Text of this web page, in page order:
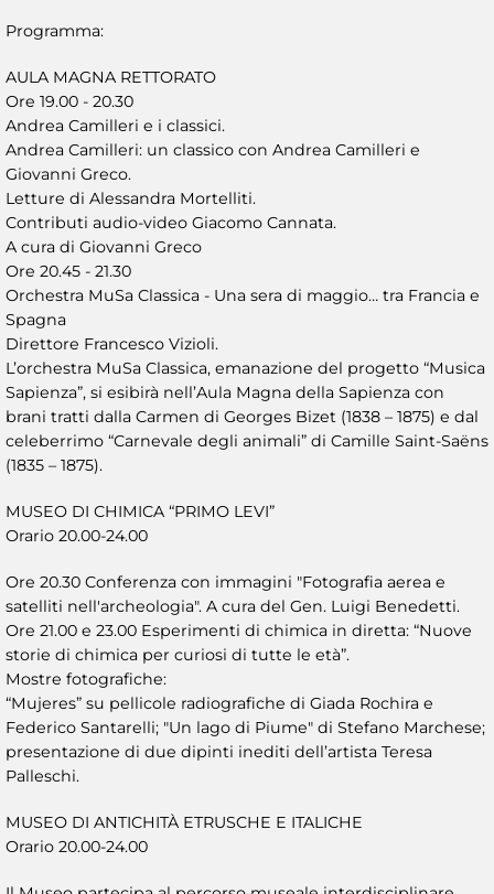
Programma:
AULA MAGNA RETTORATO
Ore 19.00 - 20.30
Andrea Camilleri e i classici.
Andrea Camilleri: un classico con Andrea Camilleri e
Giovanni Greco.
Letture di Alessandra Mortelliti.
Contributi audio-video Giacomo Cannata.
A cura di Giovanni Greco
Ore 20.45 - 21.30
Orchestra MuSa Classica - Una sera di maggio… tra Francia e
Spagna
Direttore Francesco Vizioli.
L’orchestra MuSa Classica, emanazione del progetto “Musica
Sapienza”, si esibirà nell’Aula Magna della Sapienza con
brani tratti dalla Carmen di Georges Bizet (1838 – 1875) e dal
celeberrimo “Carnevale degli animali” di Camille Saint-Saëns
(1835 – 1875).
MUSEO DI CHIMICA “PRIMO LEVI”
Orario 20.00-24.00
Ore 20.30 Conferenza con immagini "Fotografia aerea e
satelliti nell'archeologia". A cura del Gen. Luigi Benedetti.
Ore 21.00 e 23.00 Esperimenti di chimica in diretta: “Nuove
storie di chimica per curiosi di tutte le età”.
Mostre fotografiche:
“Mujeres” su pellicole radiografiche di Giada Rochira e
Federico Santarelli; "Un lago di Piume" di Stefano Marchese;
presentazione di due dipinti inediti dell’artista Teresa
Palleschi.
MUSEO DI ANTICHITÀ ETRUSCHE E ITALICHE
Orario 20.00-24.00